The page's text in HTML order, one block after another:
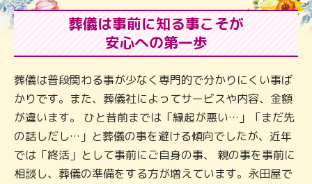
葬儀は事前に知る事こそが
安心への第一歩
葬儀は普段関わる事が少なく専門的で分かりにくい事ば
かりです。また、葬儀社によってサービスや内容、金額
が違います。 ひと昔前までは「縁起が悪い…」「まだ先
の話しだし…」と葬儀の事を避ける傾向でしたが、近年
では「終活」として事前にご自身の事、 親の事を事前に
相談し、葬儀の準備をする方が増えています。永田屋で